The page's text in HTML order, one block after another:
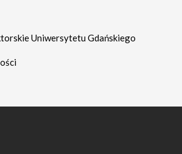
Uniwersytetu Gdańskiego